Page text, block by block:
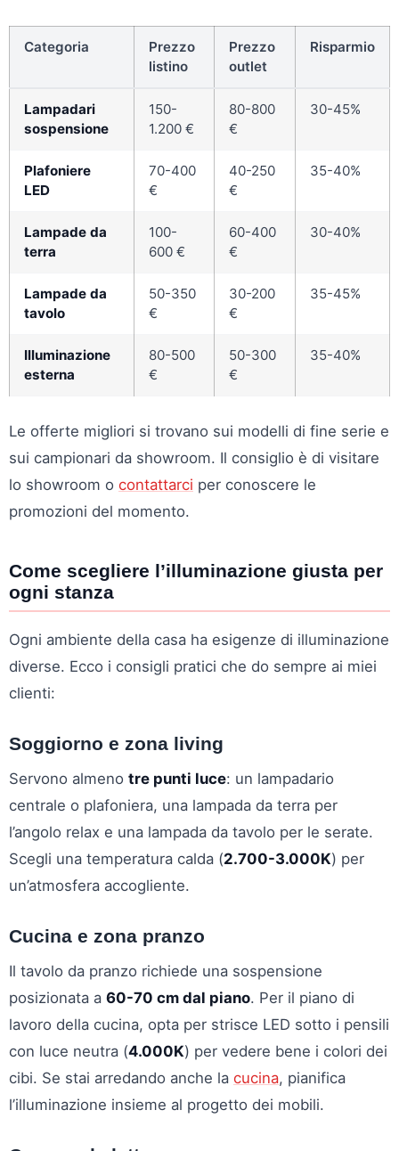
Categoria
Prezzo
listino
Prezzo
outlet
Risparmio
Lampadari
sospensione
150-
1.200 €
80-800
€
30-45%
Plafoniere
LED
70-400
€
40-250
€
35-40%
Lampade da
terra
100-
600 €
60-400
€
30-40%
Lampade da
tavolo
50-350
€
30-200
€
35-45%
Illuminazione
esterna
80-500
€
50-300
€
35-40%
Le offerte migliori si trovano sui modelli di fine serie e
sui campionari da showroom. Il consiglio è di visitare
lo showroom o contattarci per conoscere le
promozioni del momento.
Come scegliere l’illuminazione giusta per
ogni stanza
Ogni ambiente della casa ha esigenze di illuminazione
diverse. Ecco i consigli pratici che do sempre ai miei
clienti:
Soggiorno e zona living
Servono almeno tre punti luce: un lampadario
centrale o plafoniera, una lampada da terra per
l’angolo relax e una lampada da tavolo per le serate.
Scegli una temperatura calda (2.700-3.000K) per
un’atmosfera accogliente.
Cucina e zona pranzo
Il tavolo da pranzo richiede una sospensione
posizionata a 60-70 cm dal piano. Per il piano di
lavoro della cucina, opta per strisce LED sotto i pensili
con luce neutra (4.000K) per vedere bene i colori dei
cibi. Se stai arredando anche la cucina, pianifica
l’illuminazione insieme al progetto dei mobili.